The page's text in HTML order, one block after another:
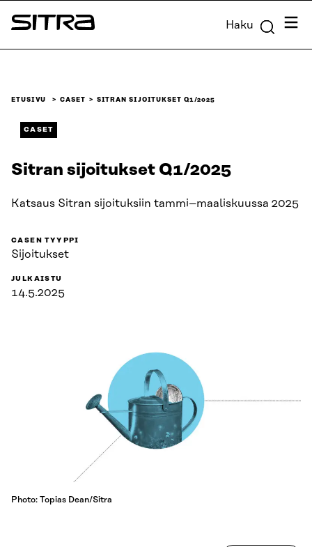
Siirry
suoraan
Sitra Haku
ETUSIVU CASET SITRAN SIJOITUKSET Q1/2025
CASET
Sitran sijoitukset Q1/2025
Katsaus Sitran sijoituksiin tammi–maaliskuussa 2025
CASEN TYYPPI
Sijoitukset
JULKAISTU
14.5.2025
Photo: Topias Dean/Sitra